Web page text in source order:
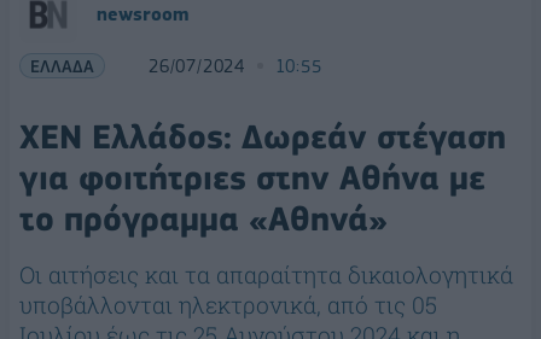
newsroom
ΕΛΛΑΔΑ 26/07/2024 10:55
ΧΕΝ Ελλάδος: Δωρεάν στέγαση
για φοιτήτριες στην Αθήνα με
το πρόγραμμα «Αθηνά»
Οι αιτήσεις και τα απαραίτητα δικαιολογητικά
υποβάλλονται ηλεκτρονικά, από τις 05